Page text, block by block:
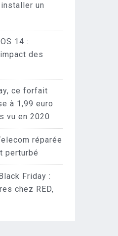
un
14 :
des
ce forfait
à 1,99 euro
vu en 2020
réparée
perturbé
Friday :
chez RED,